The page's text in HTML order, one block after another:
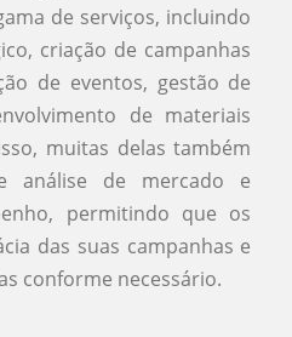
de serviços, incluindo
criação de campanhas
de eventos, gestão de
de materiais
muitas delas também
análise de mercado e
permitindo que os
das suas campanhas e
conforme necessário.